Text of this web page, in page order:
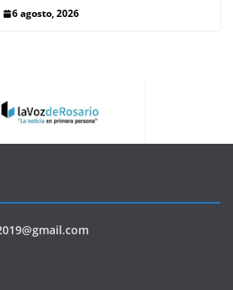
6 agosto, 2026